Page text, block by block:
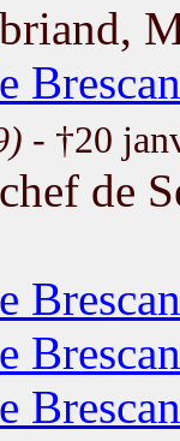
- †20
de